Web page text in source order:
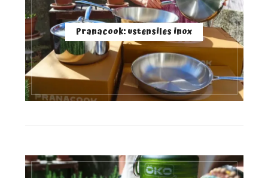
Pranacook: ustensiles inox